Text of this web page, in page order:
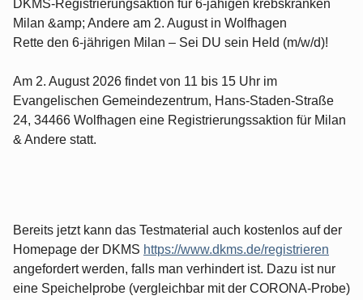
DKMS-Registrierungsaktion für 6-jähigen krebskranken
Milan &amp; Andere am 2. August in Wolfhagen
Rette den 6-jährigen Milan – Sei DU sein Held (m/w/d)!
Am 2. August 2026 findet von 11 bis 15 Uhr im
Evangelischen Gemeindezentrum, Hans-Staden-Straße
24, 34466 Wolfhagen eine Registrierungssaktion für Milan
& Andere statt.
Bereits jetzt kann das Testmaterial auch kostenlos auf der
Homepage der DKMS https://www.dkms.de/registrieren
angefordert werden, falls man verhindert ist. Dazu ist nur
eine Speichelprobe (vergleichbar mit der CORONA-Probe)